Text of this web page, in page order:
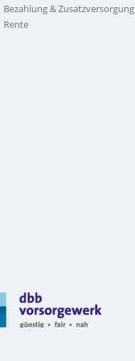
Bezahlung & Zusatzversorgung
Rente